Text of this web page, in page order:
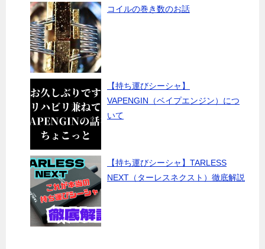
コイルの巻き数のお話
【持ち運びシーシャ】
VAPENGIN（ベイプエンジン）につ
いて
【持ち運びシーシャ】TARLESS
NEXT（ターレスネクスト）徹底解説